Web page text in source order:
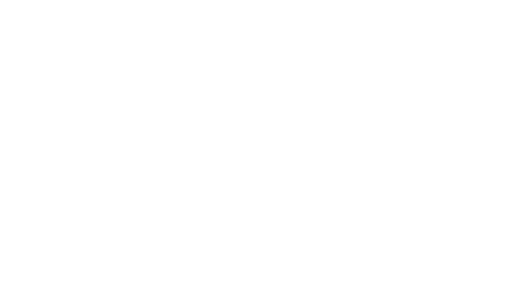
Sozialarbeiter, Sozialpädagoge mit ausländischer